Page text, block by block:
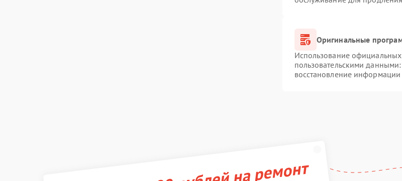
Оригинальные
Использование
пользовательскими
восстановление